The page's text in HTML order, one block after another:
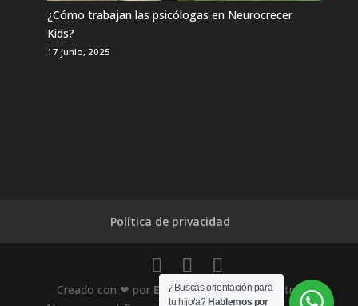
¿Cómo trabajan las psicólogas en Neurocrecer
Kids?
17 junio, 2025
Política de privacidad
Creado con ❤ por EL-SOCIO.COMpara Centro
¿Buscas orientación para
tu hijo/a? Hablemos por